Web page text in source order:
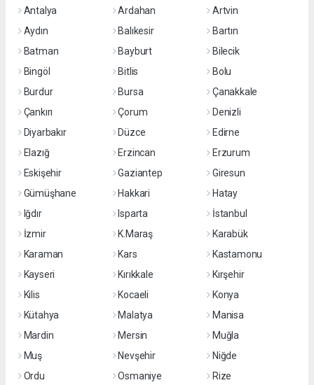
Antalya
Ardahan
Artvin
Aydın
Balıkesir
Bartın
Batman
Bayburt
Bilecik
Bingöl
Bitlis
Bolu
Burdur
Bursa
Çanakkale
Çankırı
Çorum
Denizli
Diyarbakır
Düzce
Edirne
Elazığ
Erzincan
Erzurum
Eskişehir
Gaziantep
Giresun
Gümüşhane
Hakkari
Hatay
Iğdır
Isparta
İstanbul
İzmir
K.Maraş
Karabük
Karaman
Kars
Kastamonu
Kayseri
Kırıkkale
Kırşehir
Kilis
Kocaeli
Konya
Kütahya
Malatya
Manisa
Mardin
Mersin
Muğla
Muş
Nevşehir
Niğde
Ordu
Osmaniye Rize